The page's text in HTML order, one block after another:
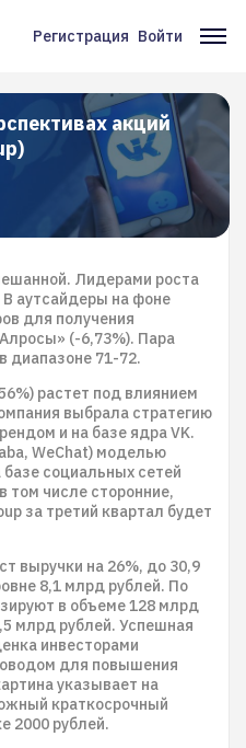
Меню
учётной
записи
пользователя
Регистрация Войти
акций
Лидерами роста
аутсайдеры на фоне
для получения
(-6,73%). Пара
диапазоне 71-72.
растет под влиянием
выбрала стратегию
и на базе ядра VK.
WeChat) моделью
социальных сетей
том числе сторонние,
за третий квартал будет
выручки на 26%, до 30,9
8,1 млрд рублей. По
в объеме 128 млрд
млрд рублей. Успешная
инвесторами
для повышения
указывает на
краткосрочный
2000 рублей.